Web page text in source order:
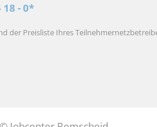
18 - 0*
der Preisliste Ihres